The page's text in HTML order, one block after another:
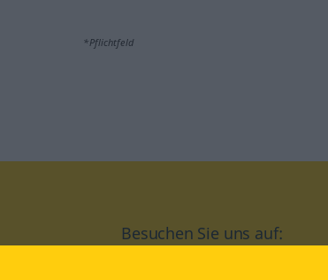
*Pflichtfeld
Besuchen Sie uns auf: